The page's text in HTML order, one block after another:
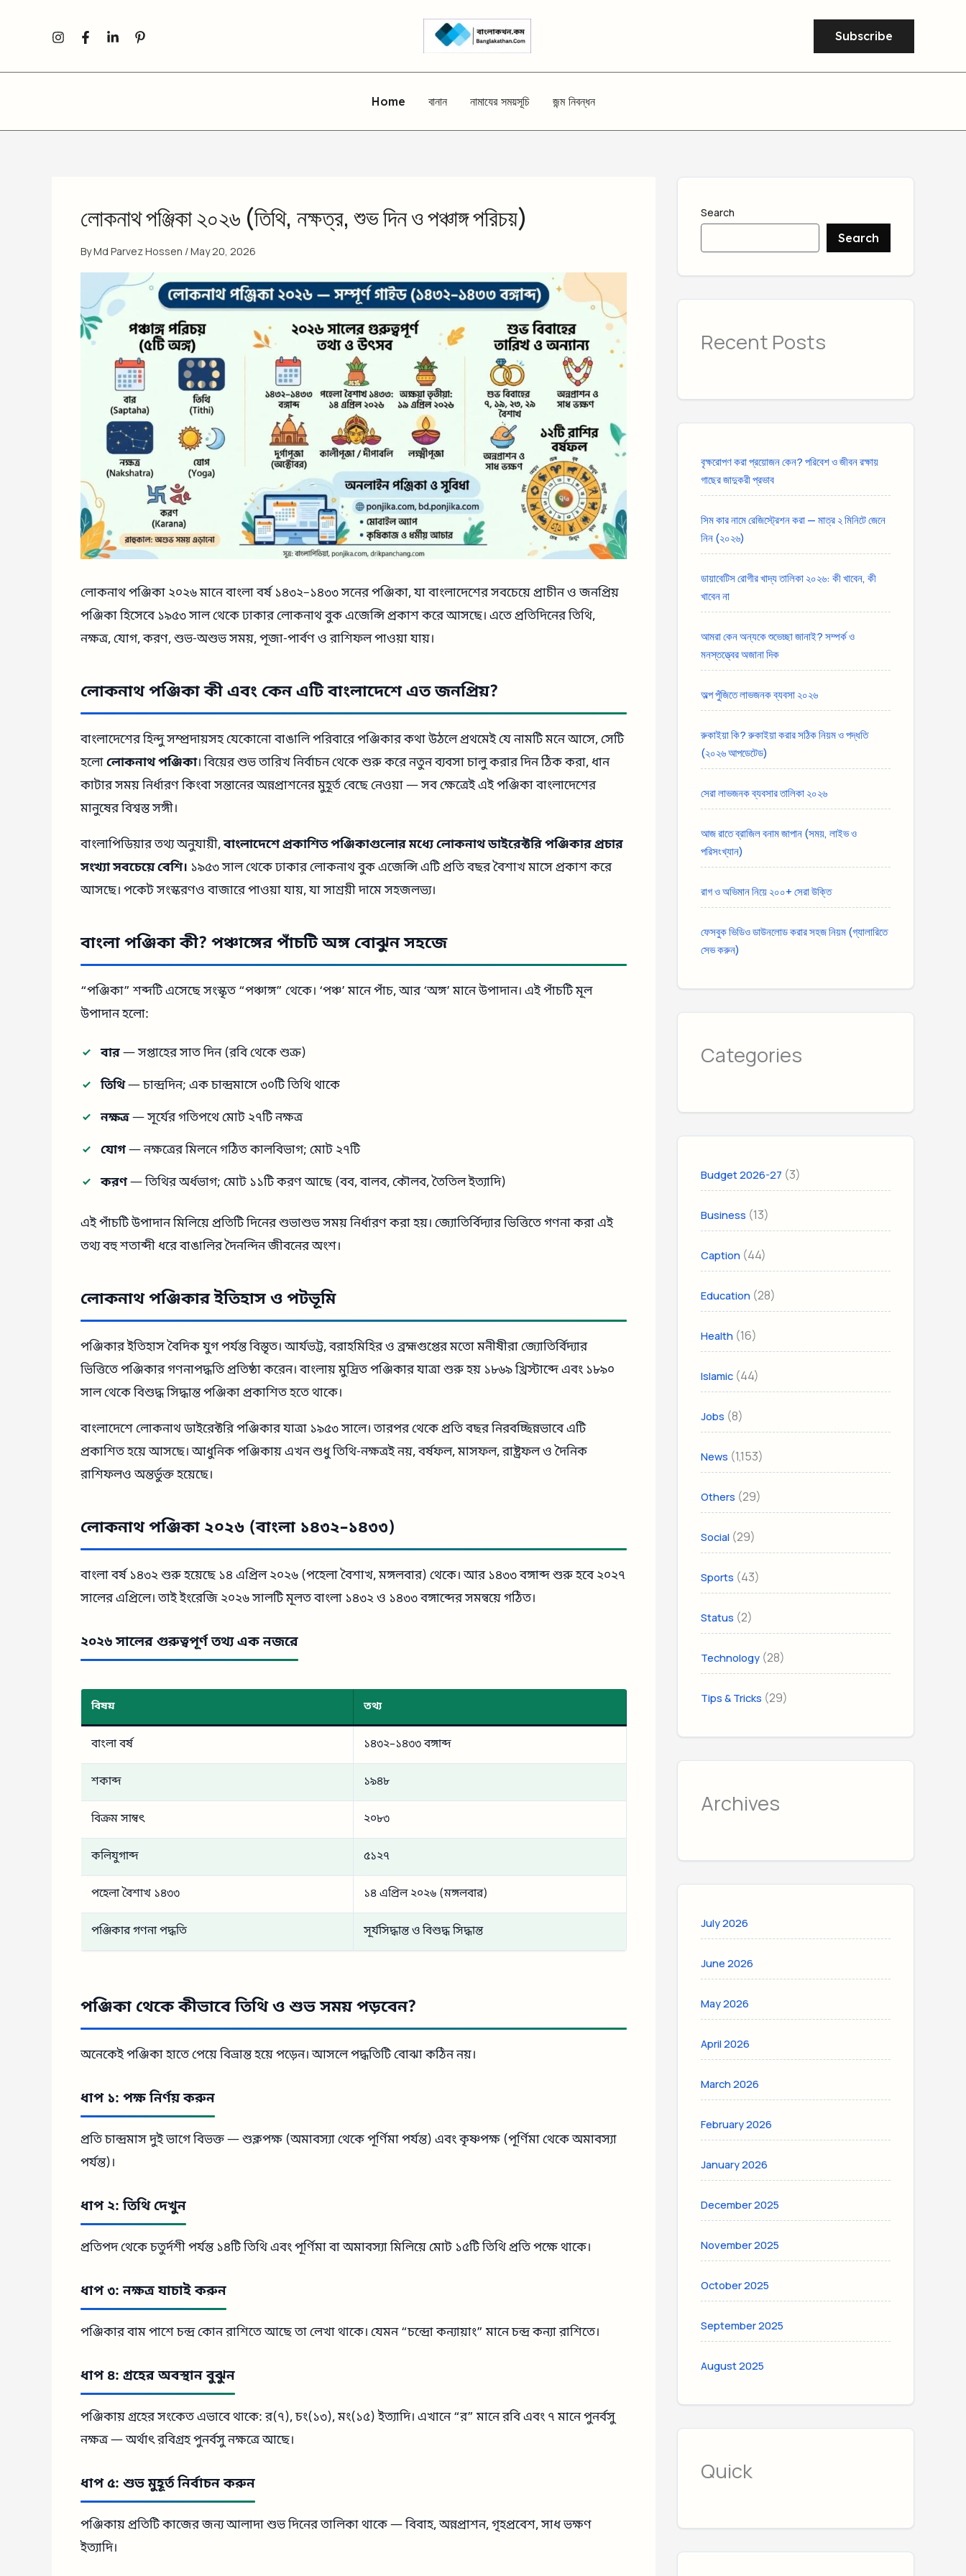
Subscribe
Home বানান নামাযের সময়সূচি জন্ম নিবন্ধন
লোকনাথ পঞ্জিকা ২০২৬ (তিথি, নক্ষত্র, শুভ দিন ও পঞ্চাঙ্গ পরিচয়)
ByMd Parvez Hossen /May 20, 2026
লোকনাথ পঞ্জিকা ২০২৬ মানে বাংলা বর্ষ ১৪৩২–১৪৩৩ সনের পঞ্জিকা, যা বাংলাদেশের সবচেয়ে প্রাচীন ও জনপ্রিয়
পঞ্জিকা হিসেবে ১৯৫৩ সাল থেকে ঢাকার লোকনাথ বুক এজেন্সি প্রকাশ করে আসছে। এতে প্রতিদিনের তিথি,
নক্ষত্র, যোগ, করণ, শুভ-অশুভ সময়, পূজা-পার্বণ ও রাশিফল পাওয়া যায়।
লোকনাথ পঞ্জিকা কী এবং কেন এটি বাংলাদেশে এত জনপ্রিয়?
বাংলাদেশের হিন্দু সম্প্রদায়সহ যেকোনো বাঙালি পরিবারে পঞ্জিকার কথা উঠলে প্রথমেই যে নামটি মনে আসে, সেটি
হলোলোকনাথ পঞ্জিকা। বিয়ের শুভ তারিখ নির্বাচন থেকে শুরু করে নতুন ব্যবসা চালু করার দিন ঠিক করা, ধান
কাটার সময় নির্ধারণ কিংবা সন্তানের অন্নপ্রাশনের মুহূর্ত বেছে নেওয়া — সব ক্ষেত্রেই এই পঞ্জিকা বাংলাদেশের
মানুষের বিশ্বস্ত সঙ্গী।
বাংলাপিডিয়ার তথ্য অনুযায়ী,বাংলাদেশে প্রকাশিত পঞ্জিকাগুলোর মধ্যে লোকনাথ ডাইরেক্টরি পঞ্জিকার প্রচার
সংখ্যা সবচেয়ে বেশি। ১৯৫৩ সাল থেকে ঢাকার লোকনাথ বুক এজেন্সি এটি প্রতি বছর বৈশাখ মাসে প্রকাশ করে
আসছে। পকেট সংস্করণও বাজারে পাওয়া যায়, যা সাশ্রয়ী দামে সহজলভ্য।
বাংলা পঞ্জিকা কী? পঞ্চাঙ্গের পাঁচটি অঙ্গ বোঝুন সহজে
“পঞ্জিকা” শব্দটি এসেছে সংস্কৃত “পঞ্চাঙ্গ” থেকে। ‘পঞ্চ’ মানে পাঁচ, আর ‘অঙ্গ’ মানে উপাদান। এই পাঁচটি মূল
উপাদান হলো:
বার— সপ্তাহের সাত দিন (রবি থেকে শুক্র)
তিথি— চান্দ্রদিন; এক চান্দ্রমাসে ৩০টি তিথি থাকে
নক্ষত্র— সূর্যের গতিপথে মোট ২৭টি নক্ষত্র
যোগ— নক্ষত্রের মিলনে গঠিত কালবিভাগ; মোট ২৭টি
করণ— তিথির অর্ধভাগ; মোট ১১টি করণ আছে (বব, বালব, কৌলব, তৈতিল ইত্যাদি)
এই পাঁচটি উপাদান মিলিয়ে প্রতিটি দিনের শুভাশুভ সময় নির্ধারণ করা হয়। জ্যোতির্বিদ্যার ভিত্তিতে গণনা করা এই
তথ্য বহু শতাব্দী ধরে বাঙালির দৈনন্দিন জীবনের অংশ।
লোকনাথ পঞ্জিকার ইতিহাস ও পটভূমি
পঞ্জিকার ইতিহাস বৈদিক যুগ পর্যন্ত বিস্তৃত। আর্যভট্ট, বরাহমিহির ও ব্রহ্মগুপ্তের মতো মনীষীরা জ্যোতির্বিদ্যার
ভিত্তিতে পঞ্জিকার গণনাপদ্ধতি প্রতিষ্ঠা করেন। বাংলায় মুদ্রিত পঞ্জিকার যাত্রা শুরু হয় ১৮৬৯ খ্রিস্টাব্দে এবং ১৮৯০
সাল থেকে বিশুদ্ধ সিদ্ধান্ত পঞ্জিকা প্রকাশিত হতে থাকে।
বাংলাদেশে লোকনাথ ডাইরেক্টরি পঞ্জিকার যাত্রা ১৯৫৩ সালে। তারপর থেকে প্রতি বছর নিরবচ্ছিন্নভাবে এটি
প্রকাশিত হয়ে আসছে। আধুনিক পঞ্জিকায় এখন শুধু তিথি-নক্ষত্রই নয়, বর্ষফল, মাসফল, রাষ্ট্রফল ও দৈনিক
রাশিফলও অন্তর্ভুক্ত হয়েছে।
লোকনাথ পঞ্জিকা ২০২৬ (বাংলা ১৪৩২–১৪৩৩)
বাংলা বর্ষ ১৪৩২ শুরু হয়েছে ১৪ এপ্রিল ২০২৬ (পহেলা বৈশাখ, মঙ্গলবার) থেকে। আর ১৪৩৩ বঙ্গাব্দ শুরু হবে ২০২৭
সালের এপ্রিলে। তাই ইংরেজি ২০২৬ সালটি মূলত বাংলা ১৪৩২ ও ১৪৩৩ বঙ্গাব্দের সমন্বয়ে গঠিত।
২০২৬ সালের গুরুত্বপূর্ণ তথ্য এক নজরে
বিষয় তথ্য
বাংলা বর্ষ ১৪৩২–১৪৩৩ বঙ্গাব্দ
শকাব্দ ১৯৪৮
বিক্রম সাম্বৎ ২০৮৩
কলিযুগাব্দ ৫১২৭
পহেলা বৈশাখ ১৪৩৩ ১৪ এপ্রিল ২০২৬ (মঙ্গলবার)
পঞ্জিকার গণনা পদ্ধতি সূর্যসিদ্ধান্ত ও বিশুদ্ধ সিদ্ধান্ত
পঞ্জিকা থেকে কীভাবে তিথি ও শুভ সময় পড়বেন?
অনেকেই পঞ্জিকা হাতে পেয়ে বিভ্রান্ত হয়ে পড়েন। আসলে পদ্ধতিটি বোঝা কঠিন নয়।
ধাপ ১: পক্ষ নির্ণয় করুন
প্রতি চান্দ্রমাস দুই ভাগে বিভক্ত — শুক্লপক্ষ (অমাবস্যা থেকে পূর্ণিমা পর্যন্ত) এবং কৃষ্ণপক্ষ (পূর্ণিমা থেকে অমাবস্যা
পর্যন্ত)।
ধাপ ২: তিথি দেখুন
প্রতিপদ থেকে চতুর্দশী পর্যন্ত ১৪টি তিথি এবং পূর্ণিমা বা অমাবস্যা মিলিয়ে মোট ১৫টি তিথি প্রতি পক্ষে থাকে।
ধাপ ৩: নক্ষত্র যাচাই করুন
পঞ্জিকার বাম পাশে চন্দ্র কোন রাশিতে আছে তা লেখা থাকে। যেমন “চন্দ্রো কন্যায়াং” মানে চন্দ্র কন্যা রাশিতে।
ধাপ ৪: গ্রহের অবস্থান বুঝুন
পঞ্জিকায় গ্রহের সংকেত এভাবে থাকে: র(৭), চং(১৩), মং(১৫) ইত্যাদি। এখানে “র” মানে রবি এবং ৭ মানে পুনর্বসু
নক্ষত্র — অর্থাৎ রবিগ্রহ পুনর্বসু নক্ষত্রে আছে।
ধাপ ৫: শুভ মুহূর্ত নির্বাচন করুন
পঞ্জিকায় প্রতিটি কাজের জন্য আলাদা শুভ দিনের তালিকা থাকে — বিবাহ, অন্নপ্রাশন, গৃহপ্রবেশ, সাধ ভক্ষণ
ইত্যাদি।
Search
Search
Recent Posts
বৃক্ষরোপণ করা প্রয়োজন কেন? পরিবেশ ও জীবন রক্ষায়
গাছের জাদুকরী প্রভাব
সিম কার নামে রেজিস্ট্রেশন করা — মাত্র ২ মিনিটে জেনে
নিন (২০২৬)
ডায়াবেটিস রোগীর খাদ্য তালিকা ২০২৬: কী খাবেন, কী
খাবেন না
আমরা কেন অন্যকে শুভেচ্ছা জানাই? সম্পর্ক ও
মনস্তত্ত্বের অজানা দিক
অল্প পুঁজিতে লাভজনক ব্যবসা ২০২৬
রুকাইয়া কি? রুকাইয়া করার সঠিক নিয়ম ও পদ্ধতি
(২০২৬ আপডেটেড)
সেরা লাভজনক ব্যবসার তালিকা ২০২৬
আজ রাতে ব্রাজিল বনাম জাপান (সময়, লাইভ ও
পরিসংখ্যান)
রাগ ও অভিমান নিয়ে ২০০+ সেরা উক্তি
ফেসবুক ভিডিও ডাউনলোড করার সহজ নিয়ম (গ্যালারিতে
সেভ করুন)
Categories
Budget 2026-27 (3)
Business (13)
Caption (44)
Education (28)
Health (16)
Islamic (44)
Jobs (8)
News (1,153)
Others (29)
Social (29)
Sports (43)
Status (2)
Technology (28)
Tips & Tricks (29)
Archives
July 2026
June 2026
May 2026
April 2026
March 2026
February 2026
January 2026
December 2025
November 2025
October 2025
September 2025
August 2025
Quick